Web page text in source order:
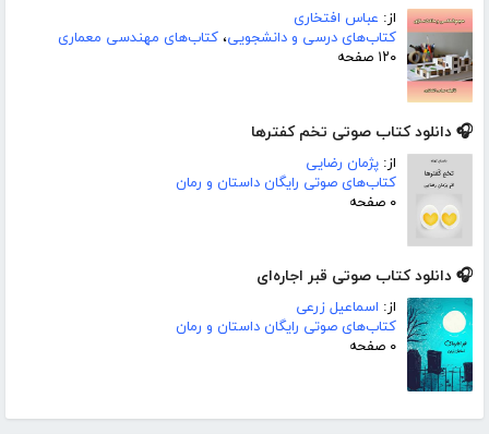
از: عباس افتخاری
کتاب‌های درسی و دانشجویی، کتاب‌های مهندسی معماری
۱۲۰ صفحه
🎧 دانلود کتاب صوتی تخم کفترها
از: پژمان رضایی
کتاب‌های صوتی رایگان داستان و رمان
۰ صفحه
🎧 دانلود کتاب صوتی قبر اجاره‌ای
از: اسماعیل زرعی
کتاب‌های صوتی رایگان داستان و رمان
۰ صفحه